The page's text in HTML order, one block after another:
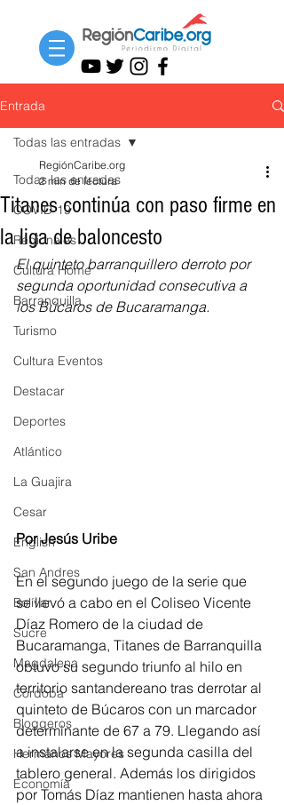
Entrada
Todas las entradas
COVID-19
Regionales
Cultura Home
Barranquilla
Turismo
Cultura Eventos
Destacar
Deportes
Atlántico
La Guajira
Cesar
English
San Andres
Bolívar
Sucre
Magdalena
Córdoba
Bloggeros
Hermanos Mayores
Economía
Todas las entradas
Titanes continúa con paso firme en
la liga de baloncesto
RegiónCaribe.org
2 min de lectura
El quinteto barranquillero derroto por
segunda oportunidad consecutiva a
los Búcaros de Bucaramanga.
Por Jesús Uribe
En el segundo juego de la serie que
se llevó a cabo en el Coliseo Vicente
Díaz Romero de la ciudad de
Bucaramanga, Titanes de Barranquilla
obtuvo su segundo triunfo al hilo en
territorio santandereano tras derrotar al
quinteto de Búcaros con un marcador
determinante de 67 a 79. Llegando así
a instalarse en la segunda casilla del
tablero general. Además los dirigidos
por Tomás Díaz mantienen hasta ahora